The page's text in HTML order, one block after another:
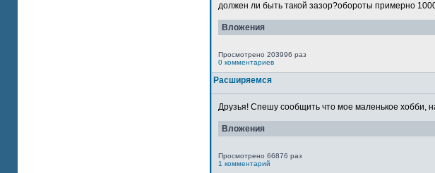
должен ли быть такой зазор?обороты примерно
Вложения
Просмотрено 203996 раз
0 комментариев
Расширяемся
Друзья! Спешу сообщить что мое маленькое хобби,
Вложения
Просмотрено 66876 раз
1 комментарий